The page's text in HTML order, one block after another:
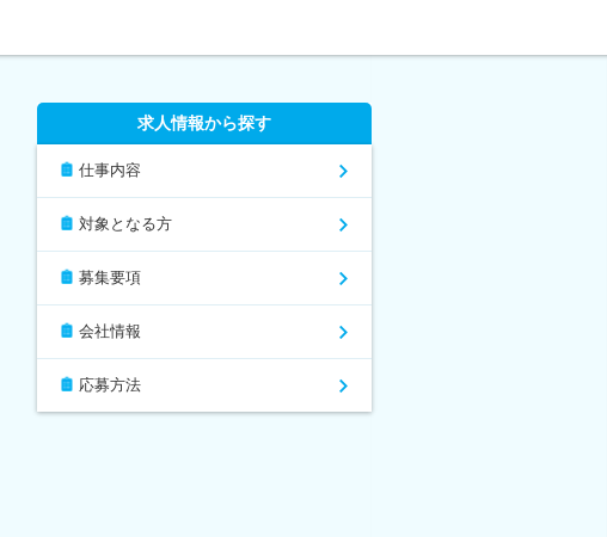
求人情報から探す
仕事内容
対象となる方
募集要項
会社情報
応募方法